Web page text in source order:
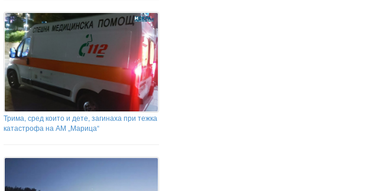
Трима, сред които и дете, загинаха при тежка
катастрофа на АМ „Марица“